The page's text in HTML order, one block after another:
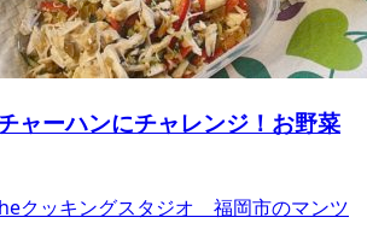
ャーハンにチャレンジ！お野菜